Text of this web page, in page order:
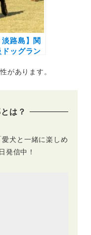
淡路島】関
ッグラン
進化！
Dog
があります。
は？
犬と一緒に楽しめ
発信中！